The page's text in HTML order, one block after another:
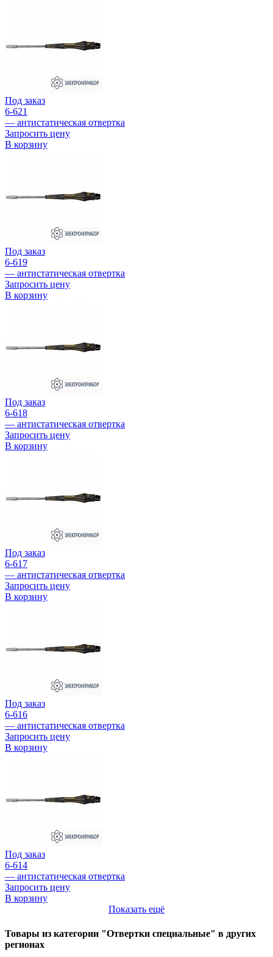
Под заказ
6-621
— антистатическая отвертка
Запросить цену
В корзину
Под заказ
6-619
— антистатическая отвертка
Запросить цену
В корзину
Под заказ
6-618
— антистатическая отвертка
Запросить цену
В корзину
Под заказ
6-617
— антистатическая отвертка
Запросить цену
В корзину
Под заказ
6-616
— антистатическая отвертка
Запросить цену
В корзину
Под заказ
6-614
— антистатическая отвертка
Запросить цену
В корзину
Показать ещё
Товары из категории "Отвертки специальные" в других
регионах